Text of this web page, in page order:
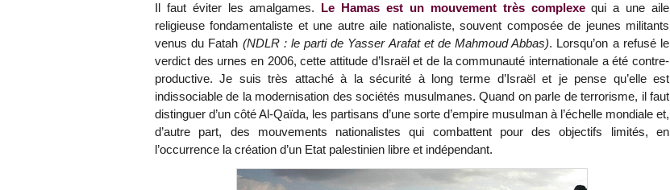
Il faut éviter les amalgames. Le Hamas est un mouvement très complexequi a une aile
religieuse fondamentaliste et une autre aile nationaliste, souvent composée de jeunes militants
venus du Fatah (NDLR : le parti de Yasser Arafat et de Mahmoud Abbas). Lorsqu’on a refusé le
verdict des urnes en 2006, cette attitude d’Israël et de la communauté internationale a été contre-
productive. Je suis très attaché à la sécurité à long terme d’Israël et je pense qu’elle est
indissociable de la modernisation des sociétés musulmanes. Quand on parle de terrorisme, il faut
distinguer d’un côté Al-Qaïda, les partisans d’une sorte d’empire musulman à l’échelle mondiale et,
d’autre part, des mouvements nationalistes qui combattent pour des objectifs limités, en
l’occurrence la création d’un Etat palestinien libre et indépendant.